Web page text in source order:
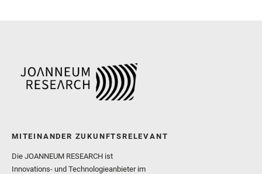
MITEINANDER ZUKUNFTSRELEVANT
Die JOANNEUM RESEARCH ist
Innovations- und Technologieanbieter im